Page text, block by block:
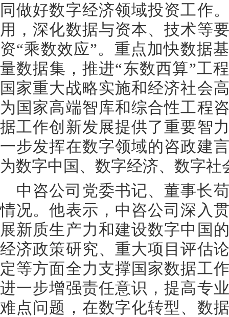
同做好数字经济领域投资工作
用，深化数据与资本、技术等
资“乘数效应”。重点加快数据
量数据集，推进“东数西算”工
国家重大战略实施和经济社会
为国家高端智库和综合性工程
据工作创新发展提供了重要智
一步发挥在数字领域的咨政建
为数字中国、数字经济、数字
中咨公司党委书记、董事长
情况。他表示，中咨公司深入
展新质生产力和建设数字中国
经济政策研究、重大项目评估
定等方面全力支撑国家数据工
进一步增强责任意识，提高专
难点问题，在数字化转型、数